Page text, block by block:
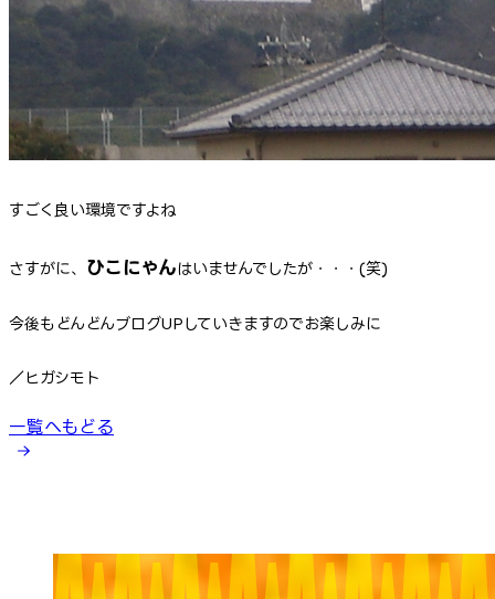
すごく良い環境ですよね
さすがに、 ひこにゃんはいませんでしたが・・・(笑)
今後もどんどんブログUPしていきますのでお楽しみに
／ヒガシモト
一覧へもどる